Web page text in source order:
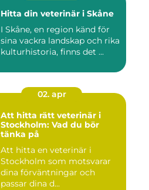
Hitta din veterinär i Skåne
I Skåne, en region känd för
sina vackra landskap och rika
kulturhistoria, finns det ...
02. apr
Att hitta rätt veterinär i
Stockholm: Vad du bör
tänka på
Att hitta en veterinär i
Stockholm som motsvarar
dina förväntningar och
passar dina d...